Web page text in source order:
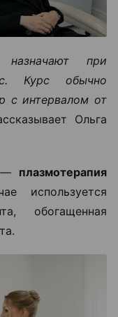
при
Курс обычно
с интервалом от
Ольга
— плазмотерапия
используется
обогащенная